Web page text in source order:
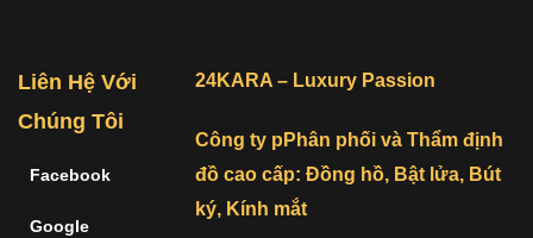
Liên Hệ Với
Chúng Tôi
Facebook
Google
24KARA – Luxury Passion
Công ty pPhân phối và Thẩm định
đồ cao cấp: Đồng hồ, Bật lửa, Bút
ký, Kính mắt